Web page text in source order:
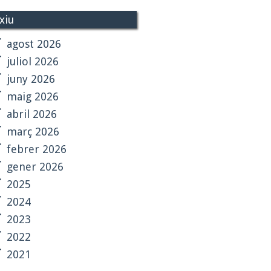
agost 2026
juliol 2026
juny 2026
maig 2026
abril 2026
març 2026
febrer 2026
gener 2026
2025
2024
2023
2022
2021